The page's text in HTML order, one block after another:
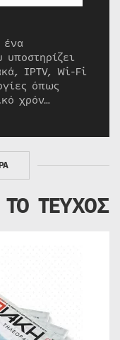
ένα
IPTV, Wi-Fi
όπως
χρόν…
ΤΕΥΧΟΣ